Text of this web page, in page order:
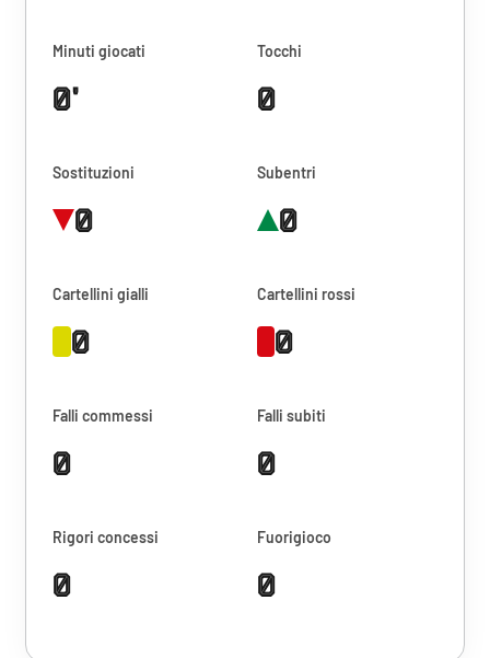
Minuti giocati
0'
Tocchi
0
Sostituzioni
0
Subentri
0
Cartellini gialli
0
Cartellini rossi
0
Falli commessi
0
Falli subiti
0
Rigori concessi
0
Fuorigioco
0